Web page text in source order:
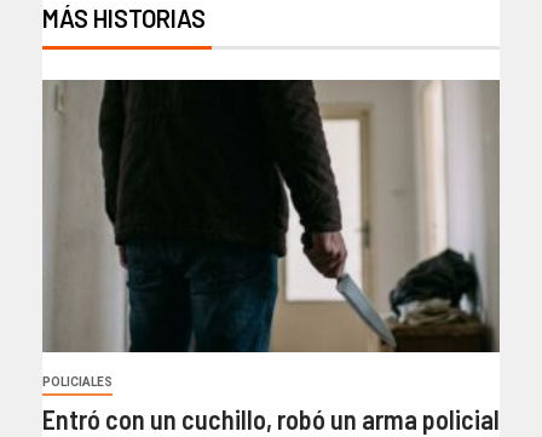
MÁS HISTORIAS
POLICIALES
Entró con un cuchillo, robó un arma policial